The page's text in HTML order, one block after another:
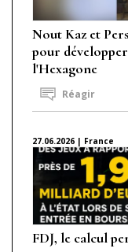
Nout Kaz et
pour
l'Hexagone
Réagir
27.06.2026 | France
FDJ, le calcul